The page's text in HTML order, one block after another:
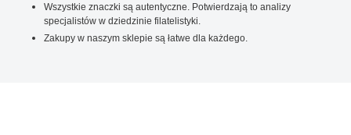
Wszystkie znaczki są autentyczne. Potwierdzają to analizy
specjalistów w dziedzinie filatelistyki.
Zakupy w naszym sklepie są łatwe dla każdego.